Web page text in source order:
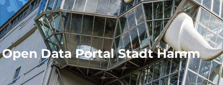
Open Data Portal Stadt Hamm